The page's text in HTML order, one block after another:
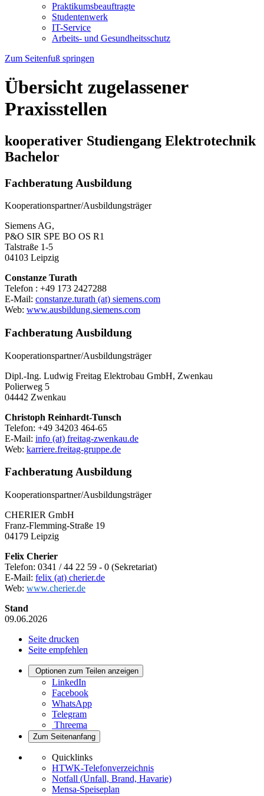
Praktikumsbeauftragte
Studentenwerk
IT-Service
Arbeits- und Gesundheitsschutz
Zum Seitenfuß springen
Übersicht zugelassener
Praxisstellen
kooperativer Studiengang Elektrotechnik
Bachelor
Fachberatung Ausbildung
Kooperationspartner/Ausbildungsträger
Siemens AG,
P&O SIR SPE BO OS R1
Talstraße 1-5
04103 Leipzig
Constanze Turath
Telefon : +49 173 2427288
E-Mail: constanze.turath (at) siemens.com
Web: www.ausbildung.siemens.com
Fachberatung Ausbildung
Kooperationspartner/Ausbildungsträger
Dipl.-Ing. Ludwig Freitag Elektrobau GmbH, Zwenkau
Polierweg 5
04442 Zwenkau
Christoph Reinhardt-Tunsch
Telefon: +49 34203 464-65
E-Mail: info (at) freitag-zwenkau.de
Web: karriere.freitag-gruppe.de
Fachberatung Ausbildung
Kooperationspartner/Ausbildungsträger
CHERIER GmbH
Franz-Flemming-Straße 19
04179 Leipzig
Felix Cherier
Telefon: 0341 / 44 22 59 - 0 (Sekretariat)
E-Mail: felix (at) cherier.de
Web: www.cherier.de
Stand
09.06.2026
Seite drucken
Seite empfehlen
Optionen zum Teilen anzeigen
LinkedIn
Facebook
WhatsApp
Telegram
Threema
Zum Seitenanfang
Quicklinks
HTWK-Telefonverzeichnis
Notfall (Unfall, Brand, Havarie)
Mensa-Speiseplan